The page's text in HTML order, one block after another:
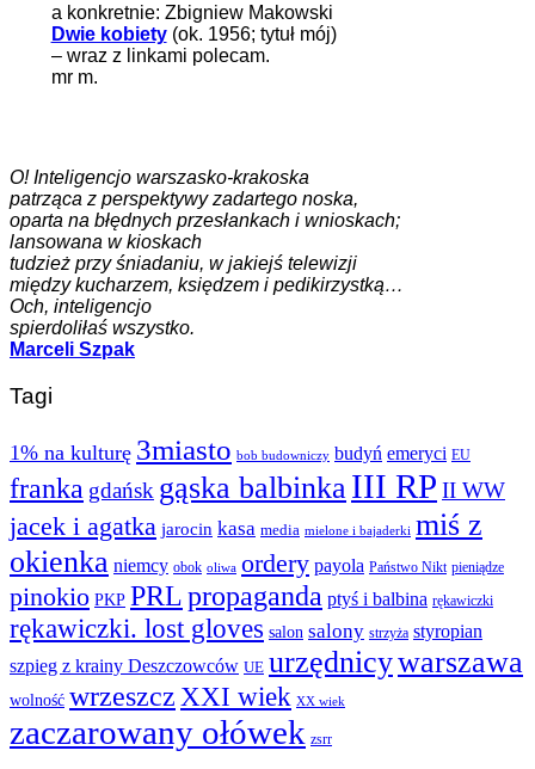
a konkretnie: Zbigniew Makowski
Dwie kobiety(ok. 1956; tytuł mój)
– wraz z linkami polecam.
mr m.
O! Inteligencjo warszasko-krakoska
patrząca z perspektywy zadartego noska,
oparta na błędnych przesłankach i wnioskach;
lansowana w kioskach
tudzież przy śniadaniu, w jakiejś telewizji
między kucharzem, księdzem i pedikirzystką…
Och, inteligencjo
spierdoliłaś wszystko.
Marceli Szpak
Tagi
1% na kulturę 3miasto bob budowniczy budyń emeryci EU
franka gdańsk gąska balbinka III RP II WW
jacek i agatka jarocin kasa media mielone i bajaderki miś z
okienka niemcy obok oliwa ordery payola Państwo Nikt pieniądze
pinokio PKP PRLpropaganda ptyś i balbina rękawiczki
rękawiczki. lost gloves salon salony strzyża styropian
szpieg z krainy Deszczowców UE urzędnicywarszawa
wolność wrzeszcz XXI wiek XX wiek
zaczarowany ołówek zsrr